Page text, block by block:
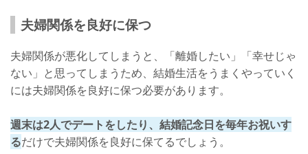
夫婦関係を良好に保つ
夫婦関係が悪化してしまうと、「離婚したい」「幸せじゃ
ない」と思ってしまうため、結婚生活をうまくやっていく
には夫婦関係を良好に保つ必要があります。
週末は2人でデートをしたり、結婚記念日を毎年お祝いす
るだけで夫婦関係を良好に保てるでしょう。